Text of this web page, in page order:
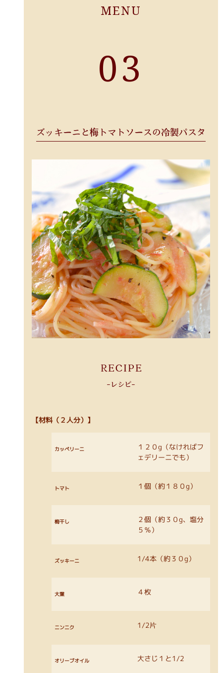
MENU
03
ズッキーニと梅トマトソースの冷製パスタ
RECIPE
-レシピ-
【材料（２人分）】
カッペリーニ
１２０g（なければフ
ェデリーニでも）
トマト １個（約１８０g）
梅干し
２個（約３０g、塩分
５％）
ズッキーニ 1/4本（約３０g）
大葉 ４枚
ニンニク 1/2片
オリーブオイル 大さじ１と1/2